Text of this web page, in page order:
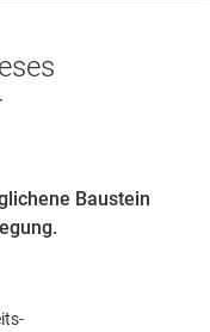
Baustein